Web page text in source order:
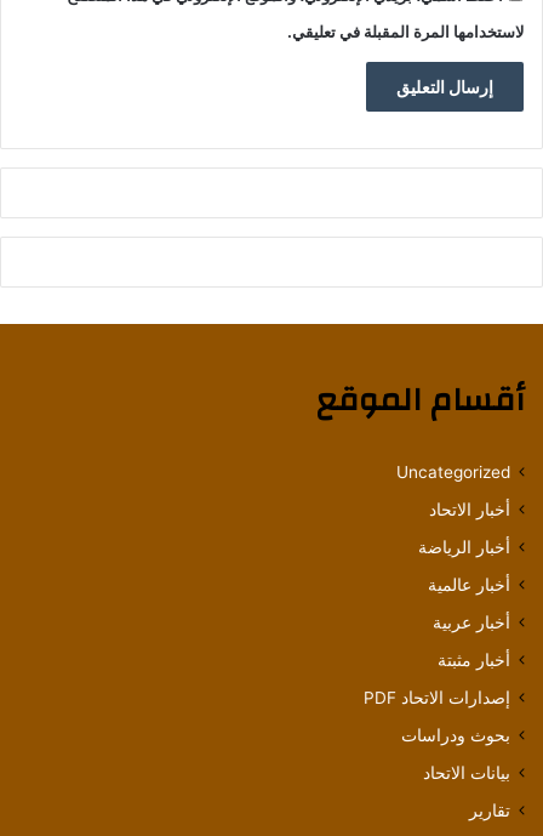
لاستخدامها المرة المقبلة في تعليقي.
أقسام الموقع
Uncategorized
أخبار الاتحاد
أخبار الرياضة
أخبار عالمية
أخبار عربية
أخبار مثبتة
إصدارات الاتحاد PDF
بحوث ودراسات
بيانات الاتحاد
تقارير